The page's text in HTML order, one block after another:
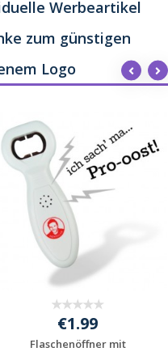
Werbeartikel
zum günstigen
Logo
€1.99
Flaschenöffner mit